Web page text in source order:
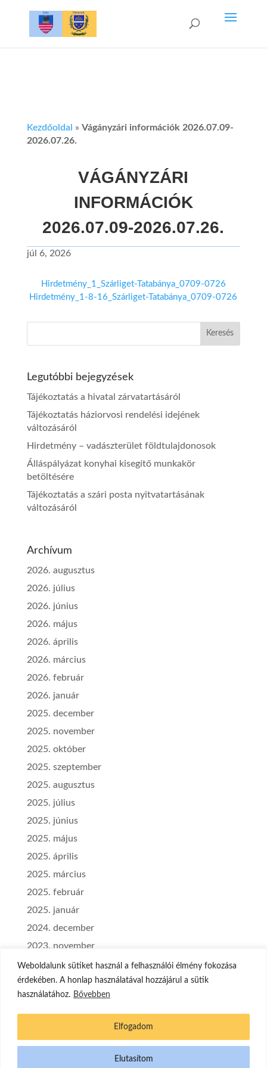
Weboldalunk sütiket használ a felhasználói élmény fokozása
érdekében. A honlap használatával hozzájárul a sütik
használatához. Bővebben
Elutasítom
Elfogadom
Kezdőoldal » Vágányzári információk 2026.07.09-
2026.07.26.
VÁGÁNYZÁRI
INFORMÁCIÓK
2026.07.09-2026.07.26.
júl 6, 2026
Hirdetmény_1_Szárliget-Tatabánya_0709-0726
Hirdetmény_1-8-16_Szárliget-Tatabánya_0709-0726
Legutóbbi bejegyzések
Tájékoztatás a hivatal zárvatartásáról
Tájékoztatás háziorvosi rendelési idejének
változásáról
Hirdetmény – vadászterület földtulajdonosok
Álláspályázat konyhai kisegítő munkakör
betöltésére
Tájékoztatás a szári posta nyitvatartásának
változásáról
Archívum
2026. augusztus
2026. július
2026. június
2026. május
2026. április
2026. március
2026. február
2026. január
2025. december
2025. november
2025. október
2025. szeptember
2025. augusztus
2025. július
2025. június
2025. május
2025. április
2025. március
2025. február
2025. január
2024. december
2023. november
2023. szeptember